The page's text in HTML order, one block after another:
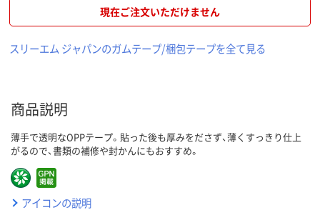
現在ご注文いただけません
スリーエム ジャパンのガムテープ/梱包テープを全て見る
商品説明
薄手で透明なOPPテープ。貼った後も厚みをださず、薄くすっきり仕上
がるので、書類の補修や封かんにもおすすめ。
アイコンの説明